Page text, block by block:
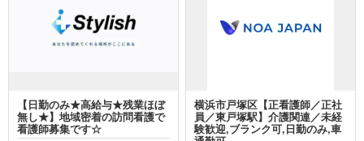
【日勤のみ★高給与★残業ほぼ
無し★】地域密着の訪問看護で
看護師募集です☆
横浜市戸塚区【正看護師／正社
員／東戸塚駅】介護関連／未経
験歓迎,ブランク可,日勤のみ,車